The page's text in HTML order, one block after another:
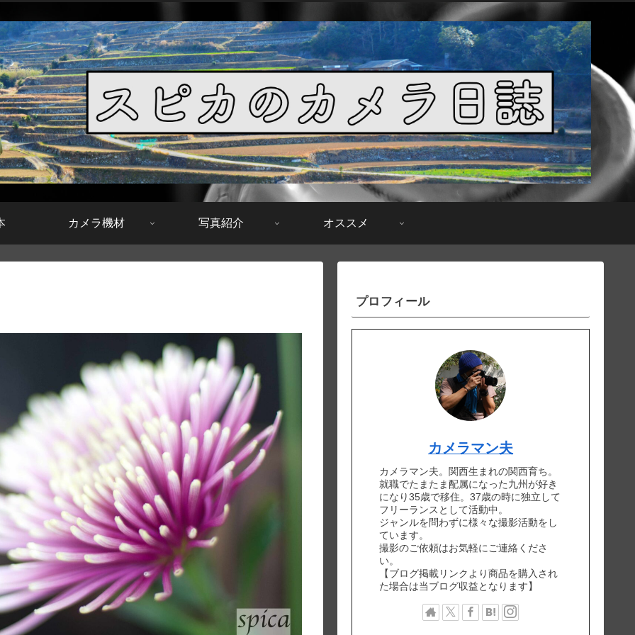
カメラ機材 写真紹介 オススメ
プロフィール
カメラマン夫
カメラマン夫。関西生まれの関西育ち。
就職でたまたま配属になった九州が好き
になり35歳で移住。37歳の時に独立して
フリーランスとして活動中。
ジャンルを問わずに様々な撮影活動をし
ています。
撮影のご依頼はお気軽にご連絡くださ
い。
【ブログ掲載リンクより商品を購入され
た場合は当ブログ収益となります】